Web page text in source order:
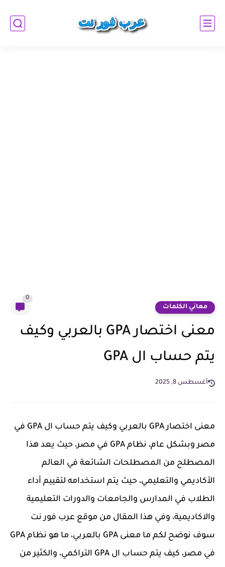
معاني الكلمات
0
معنى اختصار GPA بالعربي وكيف
يتم حساب ال GPA
أغسطس 8, 2025
معنى اختصار GPA بالعربي وكيف يتم حساب ال GPA في
مصر وبشكل عام، نظام GPA في مصر، حيث يعد هذا
المصطلح من المصطلحات الشائعة في العالم
الأكاديمي والتعليمي، حيث يتم استخدامه لتقييم أداء
الطلاب في المدارس والجامعات والدورات التعليمية
والاكاديمية، وفي هذا المقال من موقع عرب فور نت
سوف نوضح لكم ما معنى GPA بالعربي، ما هو نظام GPA
في مصر، كيف يتم حساب ال GPA التراكمي، والكثير من